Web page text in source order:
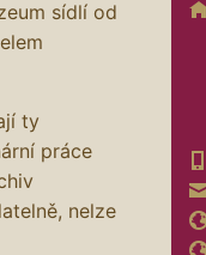
sídlí od
ty
práce
nelze